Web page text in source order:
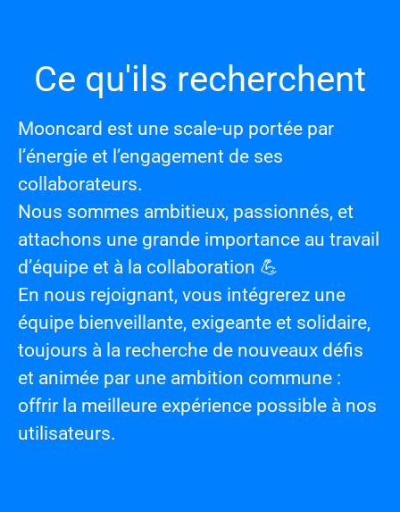
Ce qu'ils recherchent
Mooncard est une scale-up portée par
l’énergie et l’engagement de ses
collaborateurs.
Nous sommes ambitieux, passionnés, et
attachons une grande importance au travail
d’équipe et à la collaboration 💪
En nous rejoignant, vous intégrerez une
équipe bienveillante, exigeante et solidaire,
toujours à la recherche de nouveaux défis
et animée par une ambition commune :
offrir la meilleure expérience possible à nos
utilisateurs.